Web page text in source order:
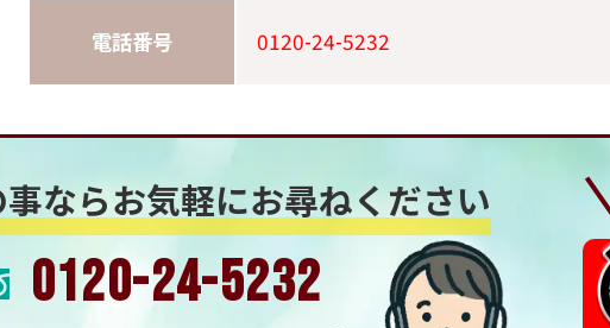
電話番号 0120-24-5232
ならお気軽にお尋ねください
0120-24-5232